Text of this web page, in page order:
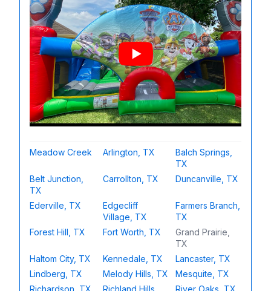
Meadow Creek Arlington, TX
Balch Springs,
TX
Belt Junction,
TX
Carrollton, TX Duncanville, TX
Ederville, TX
Edgecliff
Village, TX
Farmers Branch,
TX
Forest Hill, TX
Fort Worth, TX
Grand Prairie,
TX
Haltom City, TX
Kennedale, TX
Lancaster, TX
Lindberg, TX
Melody Hills, TX
Mesquite, TX
Richardson, TX
Richland Hills, River Oaks, TX